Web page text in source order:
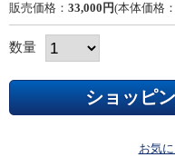
販売価格： 33,000円(本体価格
数量
お気